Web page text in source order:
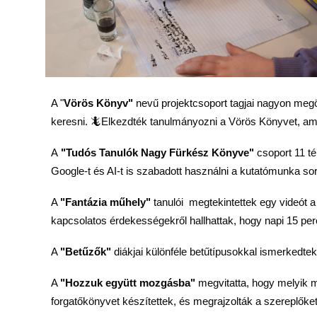
A "Vörös Könyv"nevű projektcsoport tagjai nagyon
keresni. 🦎Elkezdték tanulmányozni a Vörös Könyvet,
A"Tudós Tanulók Nagy Fürkész Könyve" csoport 11
Google-t és AI-t is szabadott használni a kutatómunka
A "Fantázia műhely" tanulói megtekintettek egy videót
kapcsolatos érdekességekről hallhattak, hogy napi 15
A "Betűzők"diákjai különféle betűtípusokkal
A "Hozzuk együtt mozgásba" megvitatta, hogy melyik
forgatőkönyvet készítettek, és megrajzolták a